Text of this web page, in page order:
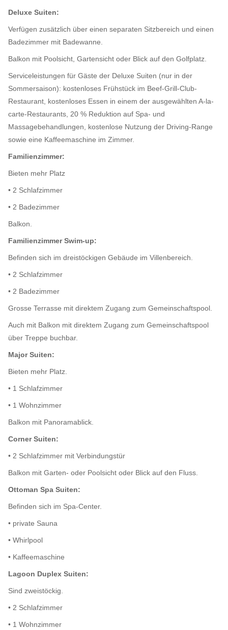
Deluxe Suiten:
Verfügen zusätzlich über einen separaten Sitzbereich und einen
Badezimmer mit Badewanne.
Balkon mit Poolsicht, Gartensicht oder Blick auf den Golfplatz.
Serviceleistungen für Gäste der Deluxe Suiten (nur in der
Sommersaison): kostenloses Frühstück im Beef-Grill-Club-
Restaurant, kostenloses Essen in einem der ausgewählten A-la-
carte-Restaurants, 20 % Reduktion auf Spa- und
Massagebehandlungen, kostenlose Nutzung der Driving-Range
sowie eine Kaffeemaschine im Zimmer.
Familienzimmer:
Bieten mehr Platz
• 2 Schlafzimmer
• 2 Badezimmer
Balkon.
Familienzimmer Swim-up:
Befinden sich im dreistöckigen Gebäude im Villenbereich.
• 2 Schlafzimmer
• 2 Badezimmer
Grosse Terrasse mit direktem Zugang zum Gemeinschaftspool.
Auch mit Balkon mit direktem Zugang zum Gemeinschaftspool
über Treppe buchbar.
Major Suiten:
Bieten mehr Platz.
• 1 Schlafzimmer
• 1 Wohnzimmer
Balkon mit Panoramablick.
Corner Suiten:
• 2 Schlafzimmer mit Verbindungstür
Balkon mit Garten- oder Poolsicht oder Blick auf den Fluss.
Ottoman Spa Suiten:
Befinden sich im Spa-Center.
• private Sauna
• Whirlpool
• Kaffeemaschine
Lagoon Duplex Suiten:
Sind zweistöckig.
• 2 Schlafzimmer
• 1 Wohnzimmer